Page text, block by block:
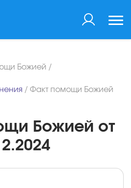
Божией /
/ Факт помощи Божией
Божией от